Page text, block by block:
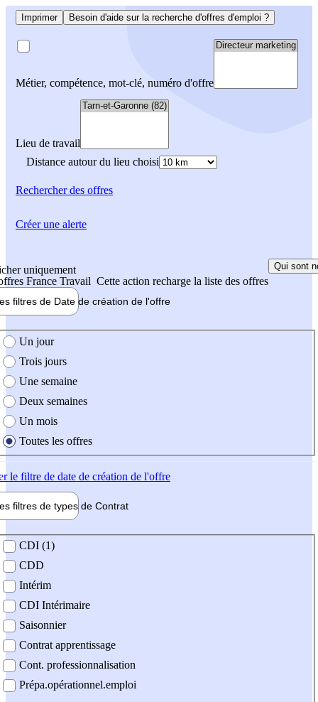
Imprimer Besoin d'aide sur la recherche d'offres d'emploi ?
Métier, compétence, mot-clé, numéro d'offre
Lieu de travail
Distance autour du lieu choisi
Rechercherdes offres
uniquement
France Travail Cette action recharge la liste des offres
Qui sont
filtres de Date de création de l'offre
création de l'offre
Un jour
Trois jours
Une semaine
Deux semaines
Un mois
Toutes les offres
le filtre de date de création de l'offre
filtres de types de Contrat
contrat
CDI (1)
CDD
Intérim
CDI Intérimaire
Saisonnier
Contrat apprentissage
Cont. professionnalisation
Prépa.opérationnel.emploi
Créer une alerte